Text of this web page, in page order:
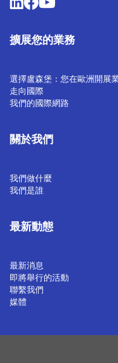
擴展您的業務
選擇盧森堡：您在歐洲開展
走向國際
我們的國際網路
關於我們
我們做什麼
我們是誰
最新動態
最新消息
即將舉行的活動
聯繫我們
媒體